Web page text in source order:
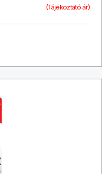
(Tájékoztató ár)